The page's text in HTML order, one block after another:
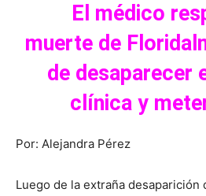
El médico
muerte de
de desaparecer
clínica y
Por: Alejandra Pérez
Luego de la extraña desaparición